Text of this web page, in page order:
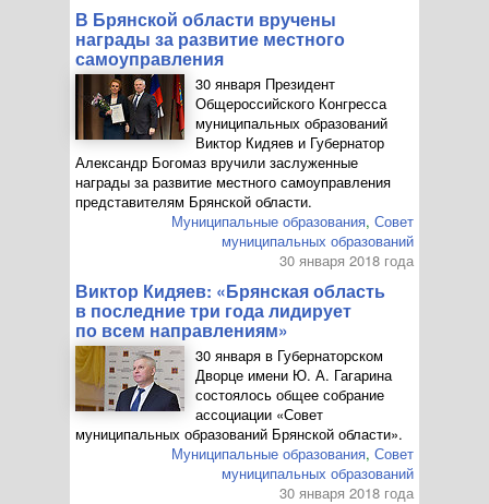
В Брянской области вручены
награды за развитие местного
самоуправления
30 января Президент
Общероссийского Конгресса
муниципальных образований
Виктор Кидяев и Губернатор
Александр Богомаз вручили заслуженные
награды за развитие местного самоуправления
представителям Брянской области.
Муниципальные образования, Совет
муниципальных образований
30 января 2018 года
Виктор Кидяев: «Брянская область
в последние три года лидирует
по всем направлениям»
30 января в Губернаторском
Дворце имени Ю. А. Гагарина
состоялось общее собрание
ассоциации «Совет
муниципальных образований Брянской области».
Муниципальные образования, Совет
муниципальных образований
30 января 2018 года